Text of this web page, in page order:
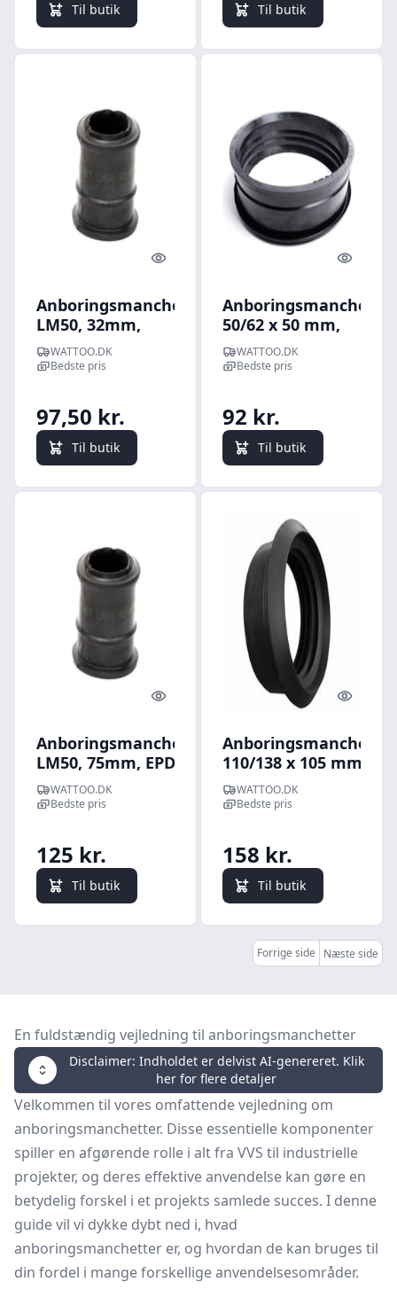
Til butik Til butik
Quick look
Anboringsmanchet
LM50, 32mm,
EPDM
WATTOO.DK
Bedste pris
97,50 kr.
Til butik
Quick
Anboringsmanchet,
50/62 x 50 mm,
EPDM, til beton og
plast, glat spids -
WATTOO.DK
Bedste pris
92 kr.
Til butik
Quick look
Anboringsmanchet,
LM50, 75mm, EPDM
WATTOO.DK
Bedste pris
125 kr.
Til butik
Quick
Anboringsmanchet,
110/138 x 105 mm,
SBR, til beton, glat
spids - Lauridsen
WATTOO.DK
Bedste pris
158 kr.
Til butik
Forrige side Næste side
En fuldstændig vejledning til anboringsmanchetter
Disclaimer: Indholdet er delvist AI-genereret. Klik
her for flere detaljer
Velkommen til vores omfattende vejledning om
anboringsmanchetter. Disse essentielle komponenter
spiller en afgørende rolle i alt fra VVS til industrielle
projekter, og deres effektive anvendelse kan gøre en
betydelig forskel i et projekts samlede succes. I denne
guide vil vi dykke dybt ned i, hvad
anboringsmanchetter er, og hvordan de kan bruges til
din fordel i mange forskellige anvendelsesområder.